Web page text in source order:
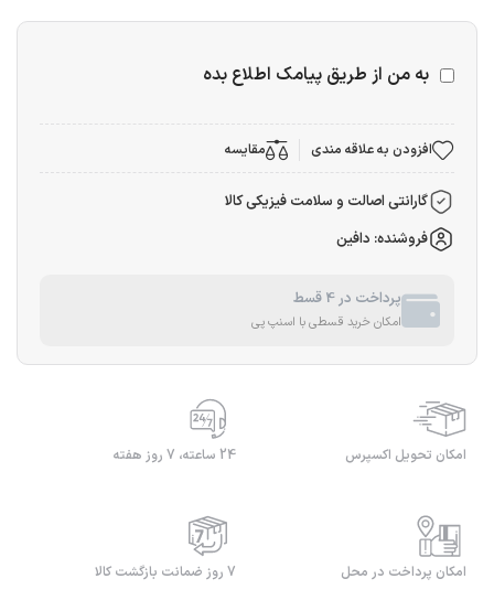
به من از طریق پیامک اطلاع بده
افزودن به علاقه مندی مقایسه
گارانتی اصالت و سلامت فیزیکی کالا
فروشنده: دافین
پرداخت در 4 قسط
امکان خرید قسطی با اسنپ پی
امکان تحویل اکسپرس 24 ساعته، 7 روز هفته
امکان پرداخت در محل 7 روز ضمانت بازگشت کالا